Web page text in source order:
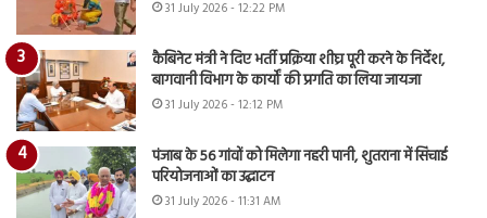
31 July 2026 - 12:22 PM
कैबिनेट मंत्री ने दिए भर्ती प्रक्रिया शीघ्र पूरी करने के निर्देश,
बागवानी विभाग के कार्यों की प्रगति का लिया जायजा
31 July 2026 - 12:12 PM
पंजाब के 56 गांवों को मिलेगा नहरी पानी, शुतराना में सिंचाई
परियोजनाओं का उद्घाटन
31 July 2026 - 11:31 AM